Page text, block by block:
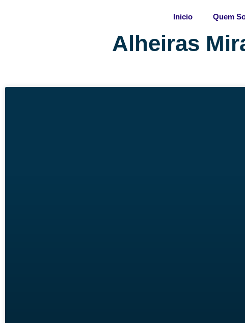
Inicio Quem
Alheiras